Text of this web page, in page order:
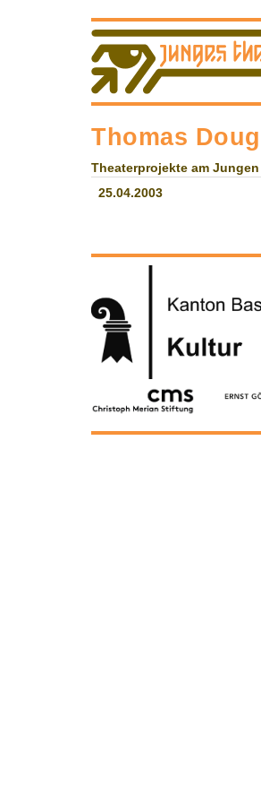
Thomas
Theaterprojekte am
25.04.2003